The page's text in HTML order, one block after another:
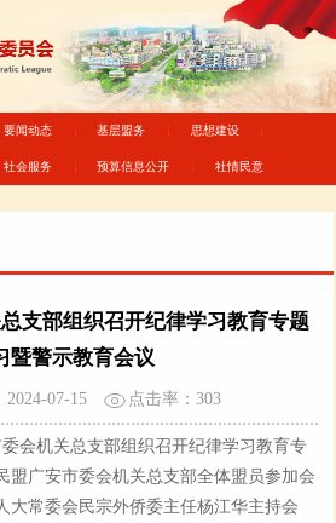
要闻动态 基层盟务 思想建设
社会服务 预算信息公开 社情民意
支部组织召开纪律学习教育专题
暨警示教育会议
07-15 点击率：303
会机关总支部组织召开纪律学习教育专
盟广安市委会机关总支部全体盟员参加会
大常委会民宗外侨委主任杨江华主持会